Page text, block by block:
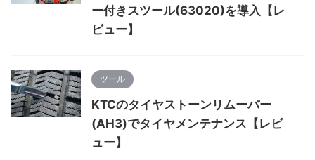
ー付きスツール(63020)を導入【レ
ビュー】
ツール
KTCのタイヤストーンリムーバー
(AH3)でタイヤメンテナンス【レビ
ュー】